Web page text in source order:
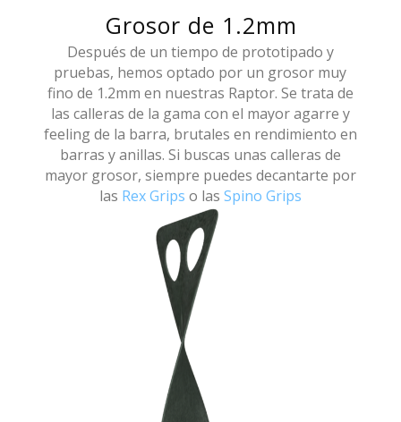
Grosor de 1.2mm
Después de un tiempo de prototipado y
pruebas, hemos optado por un grosor muy
fino de 1.2mm en nuestras Raptor. Se trata de
las calleras de la gama con el mayor agarre y
feeling de la barra, brutales en rendimiento en
barras y anillas. Si buscas unas calleras de
mayor grosor, siempre puedes decantarte por
las Rex Grips o las Spino Grips